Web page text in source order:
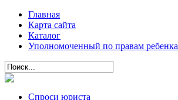
Главная
Карта сайта
Каталог
Уполномоченный по правам ребенка
Спроси юриста